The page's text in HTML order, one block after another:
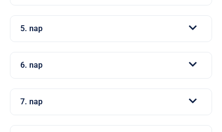
5. nap
6. nap
7. nap